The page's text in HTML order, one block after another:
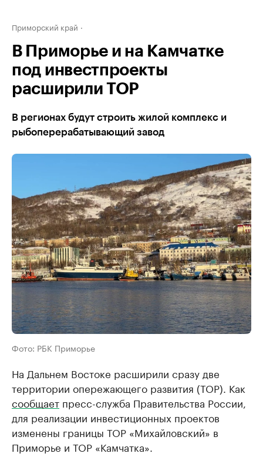
Приморский край
В Приморье и на Камчатке
под инвестпроекты
расширили ТОР
В регионах будут строить жилой комплекс и
рыбоперерабатывающий завод
Фото: РБК Приморье
На Дальнем Востоке расширили сразу две
территории опережающего развития (ТОР). Как
сообщает пресс-служба Правительства России,
для реализации инвестиционных проектов
изменены границы ТОР «Михайловский» в
Приморье и ТОР «Камчатка».